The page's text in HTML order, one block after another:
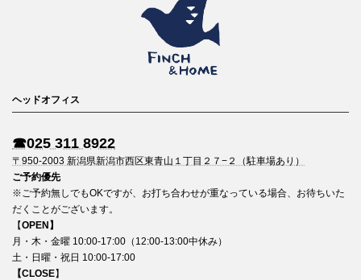
ヘッドオフィス
☎︎025 311 8922
〒950-2003 新潟県新潟市西区東青山１丁目２７−２（駐車場あり）
ご予約優先
※ご予約無しでもOKですが、お打ち合わせが重なっている場合、お待ちいた
だくことがございます。
【OPEN】
月・木・金曜 10:00-17:00（12:00-13:00中休み）
土・日曜・祝日 10:00-17:00
【CLOSE】